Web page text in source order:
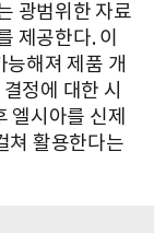
광범위한 자료
제공한다. 이
능해져 제품 개
정에 대한 시
엘시아를 신제
쳐 활용한다는